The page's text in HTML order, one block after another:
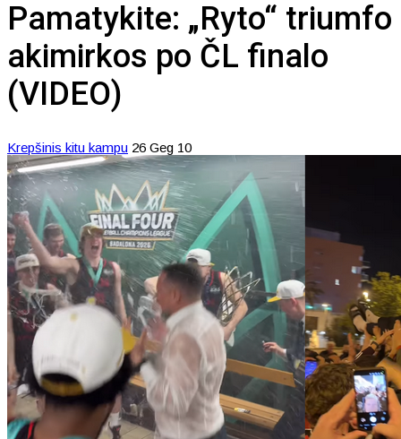
Pamatykite: „Ryto“ triumfo
akimirkos po ČL finalo
(VIDEO)
Krepšinis kitu kampu 26 Geg 10